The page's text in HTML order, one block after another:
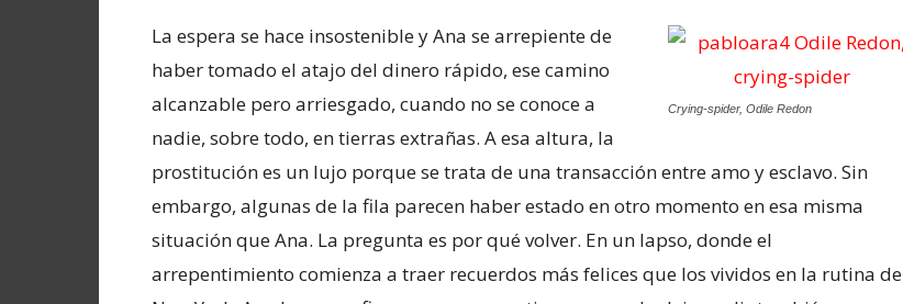
Crying-spider, Odile Redon
La espera se hace insostenible y Ana se arrepiente de
haber tomado el atajo del dinero rápido, ese camino
alcanzable pero arriesgado, cuando no se conoce a
nadie, sobre todo, en tierras extrañas. A esa altura, la
prostitución es un lujo porque se trata de una transacción entre amo y esclavo. Sin
embargo, algunas de la fila parecen haber estado en otro momento en esa misma
situación que Ana. La pregunta es por qué volver. En un lapso, donde el
arrepentimiento comienza a traer recuerdos más felices que los vividos en la rutina de